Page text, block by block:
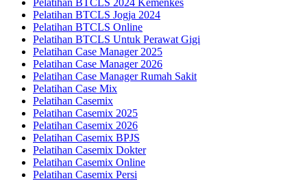
Pelatihan BTCLS 2024 Kemenkes
Pelatihan BTCLS Jogja 2024
Pelatihan BTCLS Online
Pelatihan BTCLS Untuk Perawat Gigi
Pelatihan Case Manager 2025
Pelatihan Case Manager 2026
Pelatihan Case Manager Rumah Sakit
Pelatihan Case Mix
Pelatihan Casemix
Pelatihan Casemix 2025
Pelatihan Casemix 2026
Pelatihan Casemix BPJS
Pelatihan Casemix Dokter
Pelatihan Casemix Online
Pelatihan Casemix Persi